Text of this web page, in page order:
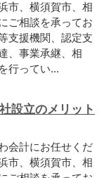
市、横須賀市、相
ご相談を承ってお
支援機関、認定支
、事業承継、相
行ってい...
設立のメリット
会計にお任せくだ
市、横須賀市、相